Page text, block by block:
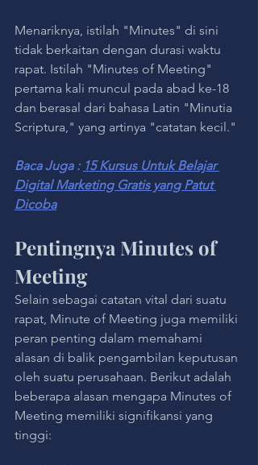
Menariknya, istilah "Minutes" di sini
tidak berkaitan dengan durasi waktu
rapat. Istilah "Minutes of Meeting"
pertama kali muncul pada abad ke-18
dan berasal dari bahasa Latin "Minutia
Scriptura," yang artinya "catatan kecil."
Baca Juga : 15 Kursus Untuk Belajar
Digital Marketing Gratis yang Patut
Dicoba
Pentingnya Minutes of
Meeting
Selain sebagai catatan vital dari suatu
rapat, Minute of Meeting juga memiliki
peran penting dalam memahami
alasan di balik pengambilan keputusan
oleh suatu perusahaan. Berikut adalah
beberapa alasan mengapa Minutes of
Meeting memiliki signifikansi yang
tinggi: